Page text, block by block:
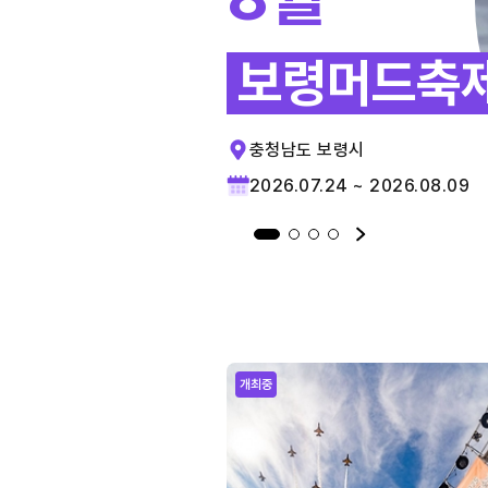
보령머드축
충청남도 보령시
2026.07.24 ~ 2026.08.09
개최중